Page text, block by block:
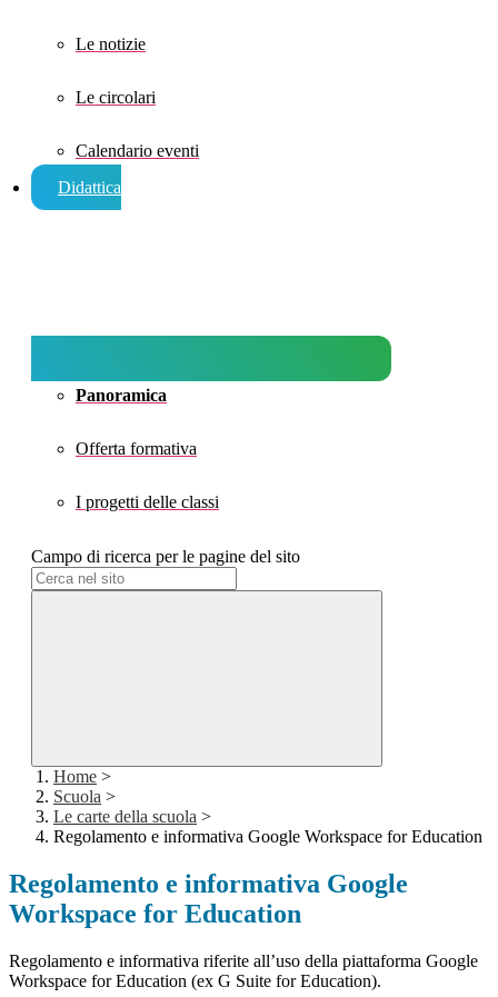
Le notizie
Le circolari
Calendario eventi
Didattica
Panoramica
Offerta formativa
I progetti delle classi
Campo di ricerca per le pagine del sito
Home >
Scuola >
Le carte della scuola >
Regolamento e informativa Google Workspace for Education
Regolamento e informativa Google
Workspace for Education
Regolamento e informativa riferite all’uso della piattaforma Google
Workspace for Education (ex G Suite for Education).